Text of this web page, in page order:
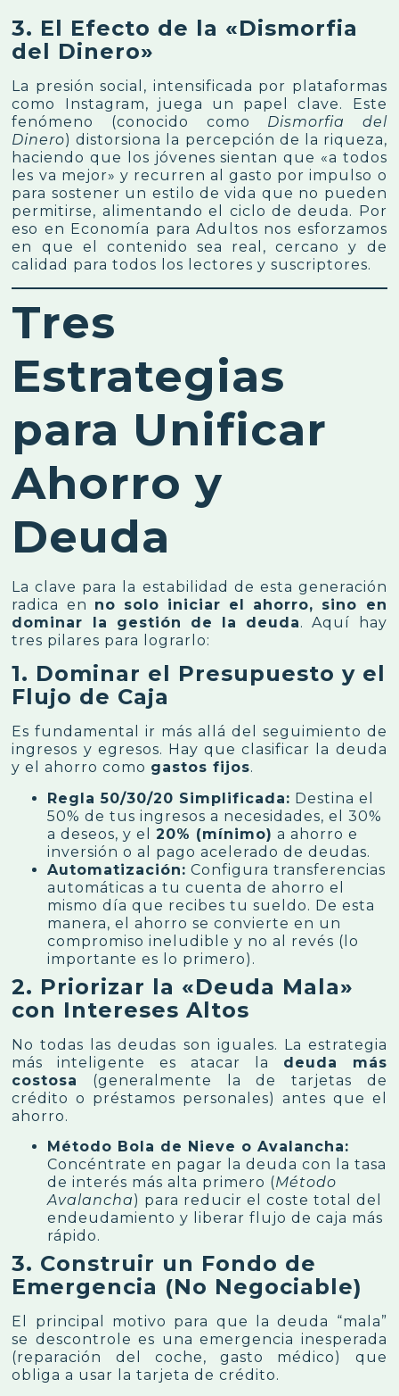
3. El Efecto de la «Dismorfia
del Dinero»
La presión social, intensificada por plataformas
como Instagram, juega un papel clave. Este
fenómeno (conocido como Dismorfia del
Dinero) distorsiona la percepción de la riqueza,
haciendo que los jóvenes sientan que «a todos
les va mejor» y recurren al gasto por impulso o
para sostener un estilo de vida que no pueden
permitirse, alimentando el ciclo de deuda. Por
eso en Economía para Adultos nos esforzamos
en que el contenido sea real, cercano y de
calidad para todos los lectores y suscriptores.
Tres
Estrategias
para Unificar
Ahorro y
Deuda
La clave para la estabilidad de esta generación
radica en no solo iniciar el ahorro, sino en
dominar la gestión de la deuda. Aquí hay
tres pilares para lograrlo:
1. Dominar el Presupuesto y el
Flujo de Caja
Es fundamental ir más allá del seguimiento de
ingresos y egresos. Hay que clasificar la deuda
y el ahorro como gastos fijos.
Regla 50/30/20 Simplificada: Destina el
50% de tus ingresos a necesidades, el 30%
a deseos, y el20% (mínimo) a ahorro e
inversión o al pago acelerado de deudas.
Automatización: Configura transferencias
automáticas a tu cuenta de ahorro el
mismo día que recibes tu sueldo. De esta
manera, el ahorro se convierte en un
compromiso ineludible y no al revés (lo
importante es lo primero).
2. Priorizar la «Deuda Mala»
con Intereses Altos
No todas las deudas son iguales. La estrategia
más inteligente es atacar la deuda más
costosa
(generalmente la de tarjetas de
crédito o préstamos personales) antes que el
ahorro.
Método Bola de Nieve o Avalancha:
Concéntrate en pagar la deuda con la tasa
de interés más alta primero (Método
Avalancha) para reducir el coste total del
endeudamiento y liberar flujo de caja más
rápido.
3. Construir un Fondo de
Emergencia (No Negociable)
El principal motivo para que la deuda “mala”
se descontrole es una emergencia inesperada
(reparación del coche, gasto médico) que
obliga a usar la tarjeta de crédito.